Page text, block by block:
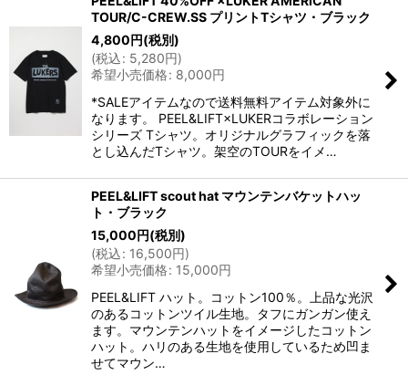
TOUR/C-CREW.SS プリントTシャツ・ブラック
4,800円(税別)
(税込: 5,280円)
希望小売価格: 8,000円
*SALEアイテムなので送料無料アイテム対象外に
なります。 PEEL&LIFT×LUKERコラボレーション
シリーズ Tシャツ。オリジナルグラフィックを落
とし込んだTシャツ。架空のTOURをイメ…
PEEL&LIFT scout hat マウンテンバケットハッ
ト・ブラック
15,000円(税別)
(税込: 16,500円)
希望小売価格: 15,000円
PEEL&LIFT ハット。コットン100％。上品な光沢
のあるコットンツイル生地。タフにガンガン使え
ます。マウンテンハットをイメージしたコットン
ハット。ハリのある生地を使用しているため凹ま
せてマウン…